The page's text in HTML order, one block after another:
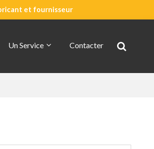
et fournisseur
Un Service Contacter